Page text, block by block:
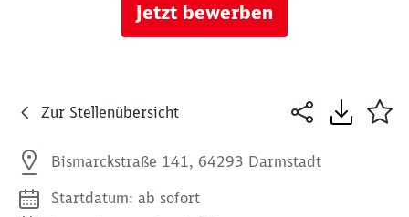
Jetzt bewerben
Zur Stellenübersicht
Bismarckstraße 141, 64293 Darmstadt
Startdatum: ab sofort